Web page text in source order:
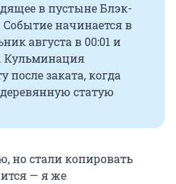
в пустыне Блэк-
Событие начинается в
августа в 00:01 и
Кульминация
после заката, когда
статую
но стали копировать
— я же